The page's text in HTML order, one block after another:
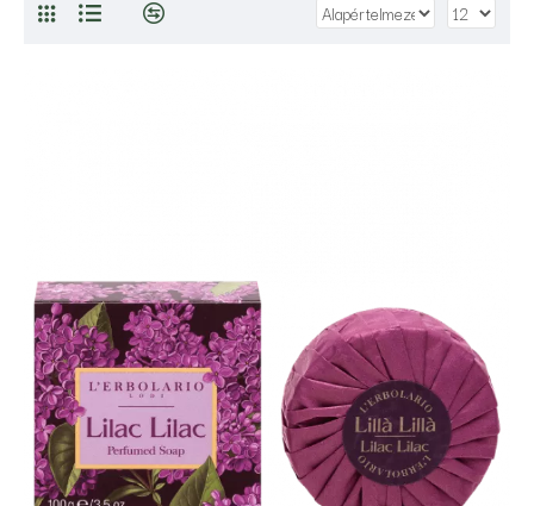
szerelmes első találkozásának érzelme.